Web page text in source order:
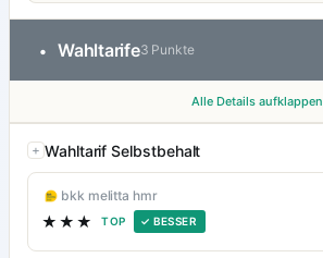
• Wahltarife3 Punkte
Alle Details aufklappen
Wahltarif Selbstbehalt
bkk melitta hmr
★★★ TOP ✓ BESSER